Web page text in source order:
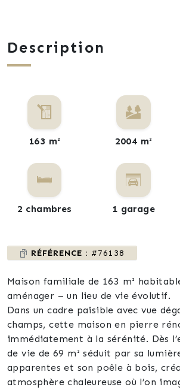
Description
163 m² 2004 m²
2 chambres 1 garage
RÉFÉRENCE : #76138
Maison familiale de 163 m²
aménager – un lieu de vie évolutif.
Dans un cadre paisible avec vue
champs, cette maison en pierre
immédiatement à la sérénité. Dès
de vie de 69 m² séduit par sa
apparentes et son poêle à bois,
atmosphère chaleureuse où l’on